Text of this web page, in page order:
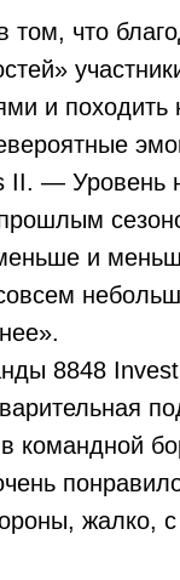
том, что
и
II. — Уровень
и
8848
командной
жалко,